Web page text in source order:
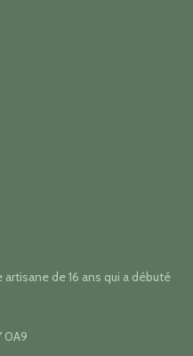
de 16 ans qui a débuté
0A9